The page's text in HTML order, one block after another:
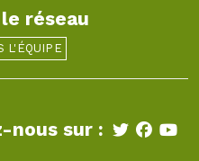
réseau
L'ÉQUIPE
nous sur :